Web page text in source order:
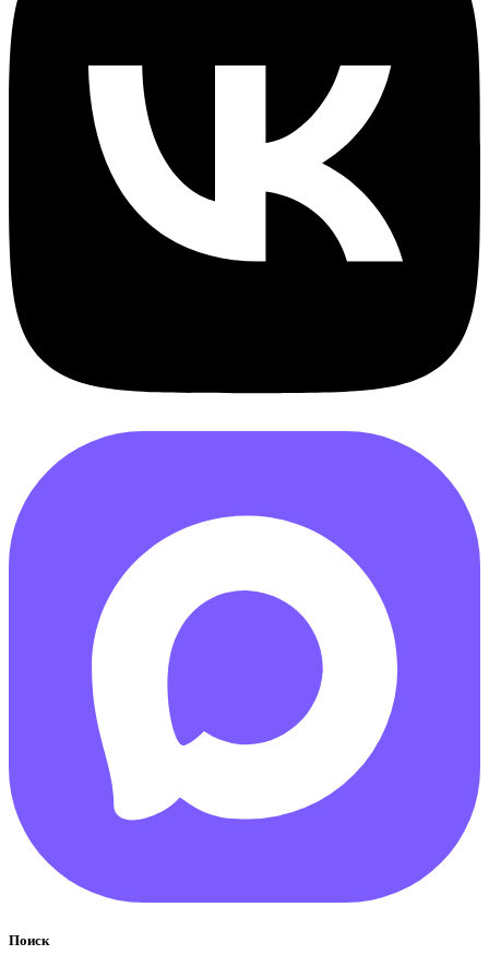
Поиск